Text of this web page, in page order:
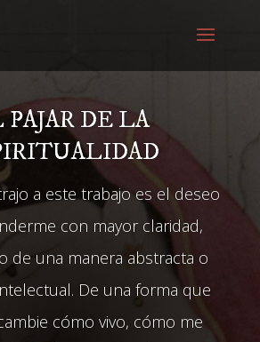
PAJAR DE LA
a este trabajo es el deseo
con mayor claridad,
de una manera abstracta o
De una forma que
cómo vivo, cómo me